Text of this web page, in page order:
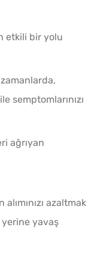
etkili bir yolu
semptomlarınızı
ağrıyan
azaltmak
yerine yavaş